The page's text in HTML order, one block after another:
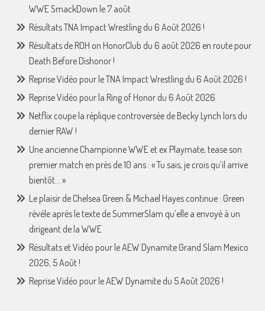
WWE SmackDown le 7 août
Résultats TNA Impact Wrestling du 6 Août 2026 !
Résultats de ROH on HonorClub du 6 août 2026 en route pour
Death Before Dishonor !
Reprise Vidéo pour le TNA Impact Wrestling du 6 Août 2026 !
Reprise Vidéo pour la Ring of Honor du 6 Août 2026
Netflix coupe la réplique controversée de Becky Lynch lors du
dernier RAW !
Une ancienne Championne WWE et ex Playmate, tease son
premier match en près de 10 ans : « Tu sais, je crois qu’il arrive
bientôt… »
Le plaisir de Chelsea Green & Michael Hayes continue : Green
révèle après le texte de SummerSlam qu’elle a envoyé à un
dirigeant de la WWE
Résultats et Vidéo pour le AEW Dynamite Grand Slam Mexico
2026, 5 Août !
Reprise Vidéo pour le AEW Dynamite du 5 Août 2026 !